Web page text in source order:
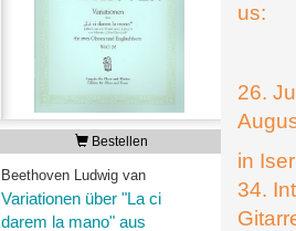
Bestellen
Beethoven Ludwig van
Variationen über "La ci
darem la mano" aus
us:
26.
in
34.